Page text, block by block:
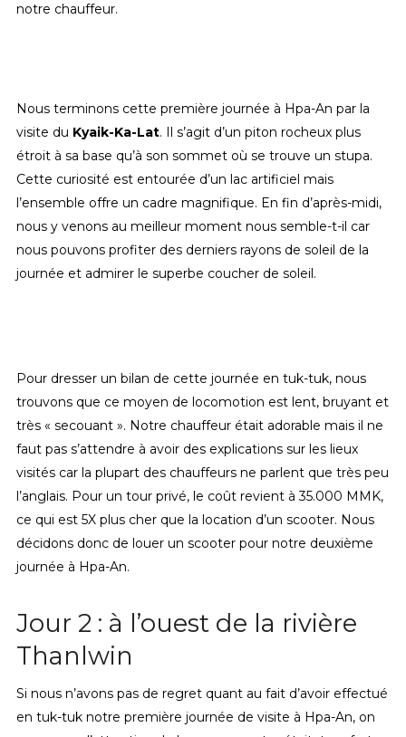
notre chauffeur.
Nous terminons cette première journée à Hpa-An par la
visite du Kyaik-Ka-Lat. Il s’agit d’un piton rocheux plus
étroit à sa base qu’à son sommet où se trouve un stupa.
Cette curiosité est entourée d’un lac artificiel mais
l’ensemble offre un cadre magnifique. En fin d’après-midi,
nous y venons au meilleur moment nous semble-t-il car
nous pouvons profiter des derniers rayons de soleil de la
journée et admirer le superbe coucher de soleil.
Pour dresser un bilan de cette journée en tuk-tuk, nous
trouvons que ce moyen de locomotion est lent, bruyant et
très « secouant ». Notre chauffeur était adorable mais il ne
faut pas s’attendre à avoir des explications sur les lieux
visités car la plupart des chauffeurs ne parlent que très peu
l’anglais. Pour un tour privé, le coût revient à 35.000 MMK,
ce qui est 5X plus cher que la location d’un scooter. Nous
décidons donc de louer un scooter pour notre deuxième
journée à Hpa-An.
Jour 2 : à l’ouest de la rivière
Thanlwin
Si nous n’avons pas de regret quant au fait d’avoir effectué
en tuk-tuk notre première journée de visite à Hpa-An, on